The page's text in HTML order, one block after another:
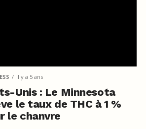
il y a 5 ans
Unis : Le Minnesota
le taux de THC à 1 %
le chanvre